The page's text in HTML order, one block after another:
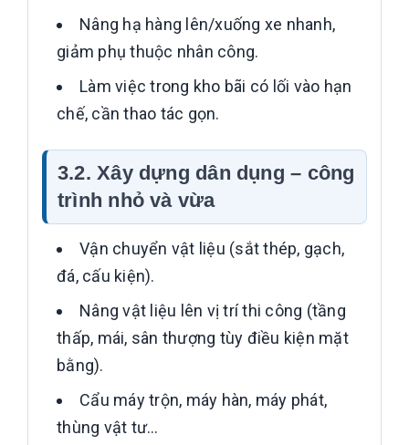
Nâng hạ hàng lên/xuống xe nhanh,
giảm phụ thuộc nhân công.
Làm việc trong kho bãi có lối vào hạn
chế, cần thao tác gọn.
3.2. Xây dựng dân dụng – công
trình nhỏ và vừa
Vận chuyển vật liệu (sắt thép, gạch,
đá, cấu kiện).
Nâng vật liệu lên vị trí thi công (tầng
thấp, mái, sân thượng tùy điều kiện mặt
bằng).
Cẩu máy trộn, máy hàn, máy phát,
thùng vật tư…